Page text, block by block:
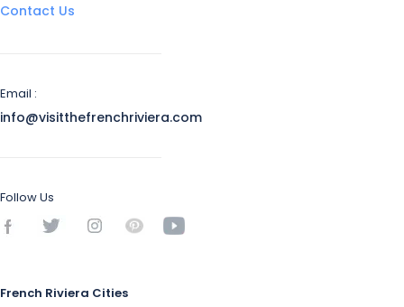
Contact Us
Email :
info@visitthefrenchriviera.com
Follow Us
French Riviera Cities